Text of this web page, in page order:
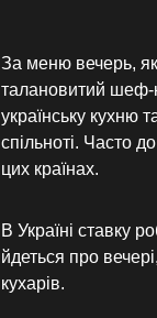
За меню вечерь,
талановитий шеф-
українську кухню
спільноті. Часто
цих країнах.
В Україні ставку
йдеться про
кухарів.